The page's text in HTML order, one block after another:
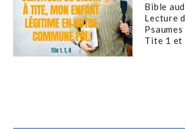
Bible
Lecture
Tite 1 et